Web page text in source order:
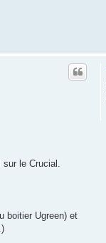
sur le Crucial.
boitier Ugreen) et